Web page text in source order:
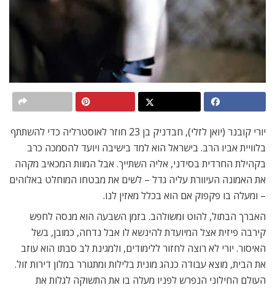
יורי קובנר (יואן לזלי), חבדניק בן 23 חוזר לאוסטרליה כדי להשתתף
בלוויית אביו הרב. בישראל הוא למד בישיבה ויועד להסמכה כרב
בקהילת החרדית בסידני, אליה השתייך. אבל המוות המכאיב מקהה
את האמונה העיוורת עליה גדל – לשים את מבטחו המוחלט באלוהים
– ומעלה בו פקפוק אם הוא בכלל מאזין לנו.
האברך הבתול, להוט ומשולהב. בזמן השבעה הוא מנסה לחפש
קירבה פיזית אצל המיועדת להינשא לו אבל נדחה, כמובן, בשל
האיסור. יורי לא רוצה לחזור ללימודים, ולמגינת לב סבתו הוא עוזב
את הבית, מוצא עבודה כנהג מונית בלילות ומתגורר במלון דירות זול.
העולם החילוני הנפרש לפניו מעלה בו את התשוקה לגלות את